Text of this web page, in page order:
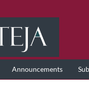
Announcements